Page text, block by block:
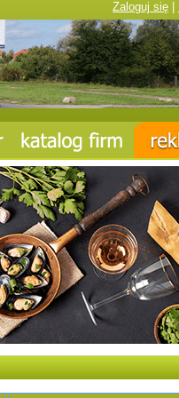
Zaloguj się